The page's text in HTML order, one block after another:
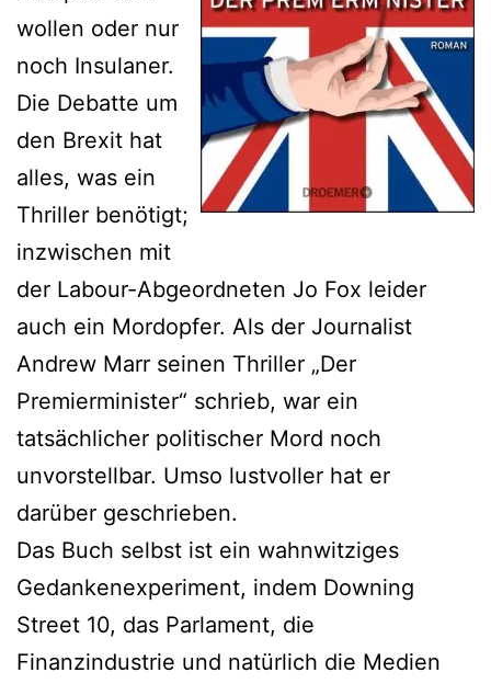
wollen oder nur
noch Insulaner.
Die Debatte um
den Brexit hat
alles, was ein
Thriller benötigt;
inzwischen mit
der Labour-Abgeordneten Jo Fox leider
auch ein Mordopfer. Als der Journalist
Andrew Marr seinen Thriller „Der
Premierminister“ schrieb, war ein
tatsächlicher politischer Mord noch
unvorstellbar. Umso lustvoller hat er
darüber geschrieben.
Das Buch selbst ist ein wahnwitziges
Gedankenexperiment, indem Downing
Street 10, das Parlament, die
Finanzindustrie und natürlich die Medien